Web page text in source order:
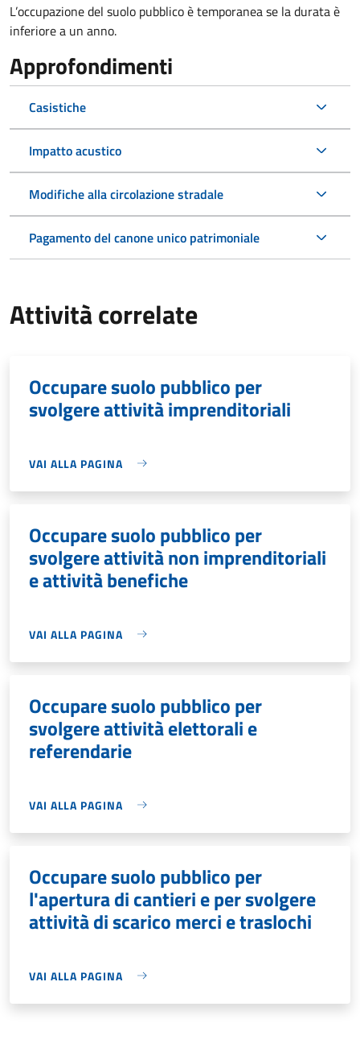
L’occupazione del suolo pubblico è temporanea se la durata è
inferiore a un anno.
Approfondimenti
Casistiche
Impatto acustico
Modifiche alla circolazione stradale
Pagamento del canone unico patrimoniale
Attività correlate
Occupare suolo pubblico per
svolgere attività imprenditoriali
VAI ALLA PAGINA
Occupare suolo pubblico per
svolgere attività non imprenditoriali
e attività benefiche
VAI ALLA PAGINA
Occupare suolo pubblico per
svolgere attività elettorali e
referendarie
VAI ALLA PAGINA
Occupare suolo pubblico per
l'apertura di cantieri e per svolgere
attività di scarico merci e traslochi
VAI ALLA PAGINA